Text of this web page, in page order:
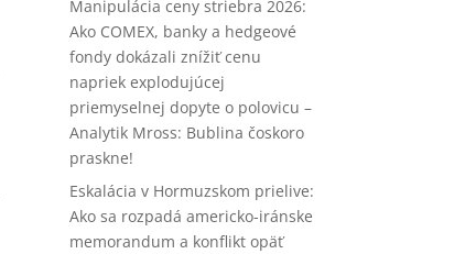
Manipulácia ceny striebra 2026:
Ako COMEX, banky a hedgeové
fondy dokázali znížiť cenu
napriek explodujúcej
priemyselnej dopyte o polovicu –
Analytik Mross: Bublina čoskoro
praskne!
Eskalácia v Hormuzskom prielive:
Ako sa rozpadá americko-iránske
memorandum a konflikt opäť